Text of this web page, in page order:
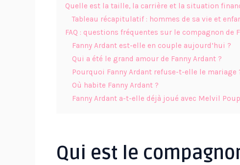
Quelle est la taille, la carrière et la situation
Tableau récapitulatif : hommes de sa vie et
FAQ : questions fréquentes sur le compagnon de
Fanny Ardant est-elle en couple aujourd’hui ?
Qui a été le grand amour de Fanny Ardant ?
Pourquoi Fanny Ardant refuse-t-elle le mariage
Où habite Fanny Ardant ?
Fanny Ardant a-t-elle déjà joué avec Melvil
Qui est le